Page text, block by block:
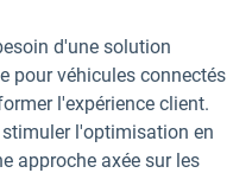
d'une solution
pour véhicules connectés
l'expérience client.
stimuler l'optimisation en
approche axée sur les